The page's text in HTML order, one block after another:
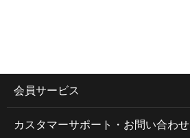
会員サービス
カスタマーサポート・お問い合わせ